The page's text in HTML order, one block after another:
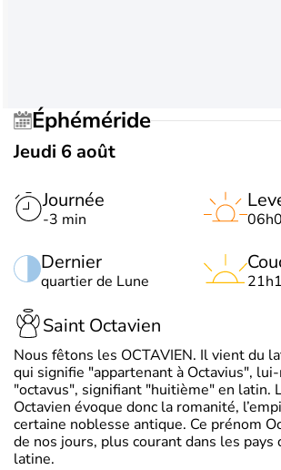
Éphéméride
Jeudi 6 août
Journée
-3 min
Dernier
quartier de Lune
Saint Octavien
Nous fêtons les OCTAVIEN. Il vient du
qui signifie "appartenant à Octavius",
"octavus", signifiant "huitième" en latin.
Octavien évoque donc la romanité,
certaine noblesse antique. Ce prénom
de nos jours, plus courant dans les pays
latine.